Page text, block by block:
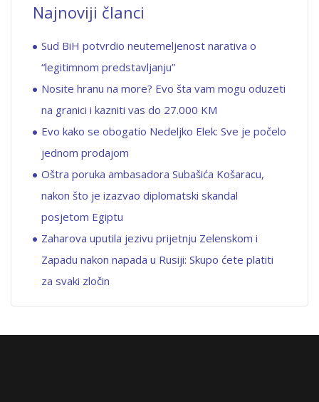
Najnoviji članci
Sud BiH potvrdio neutemeljenost narativa o
“legitimnom predstavljanju”
Nosite hranu na more? Evo šta vam mogu oduzeti
na granici i kazniti vas do 27.000 KM
Evo kako se obogatio Nedeljko Elek: Sve je počelo
jednom prodajom
Oštra poruka ambasadora Subašića Košaracu,
nakon što je izazvao diplomatski skandal
posjetom Egiptu
Zaharova uputila jezivu prijetnju Zelenskom i
Zapadu nakon napada u Rusiji: Skupo ćete platiti
za svaki zločin